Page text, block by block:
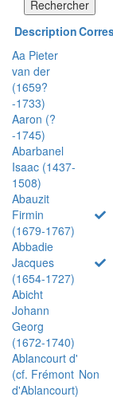
Rechercher
Description
Aa Pieter
van der
(1659?
-1733)
Aaron (?
-1745)
Abarbanel
Isaac (1437-
1508)
Abauzit
Firmin
(1679-1767)
Abbadie
Jacques
(1654-1727)
Abicht
Johann
Georg
(1672-1740)
Ablancourt d'
(cf. Frémont
d'Ablancourt)
Non